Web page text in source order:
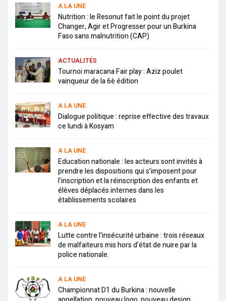
A LA UNE
Nutrition : le Resonut fait le point du projet
Changer, Agir et Progresser pour un Burkina
Faso sans malnutrition (CAP)
ACTUALITÉS
Tournoi maracana Fair play : Aziz poulet
vainqueur de la 6è édition
A LA UNE
Dialogue politique : reprise effective des travaux
ce lundi à Kosyam
A LA UNE
Education nationale : les acteurs sont invités à
prendre les dispositions qui s’imposent pour
l’inscription et la réinscription des enfants et
élèves déplacés internes dans les
établissements scolaires
A LA UNE
Lutte contre l’insécurité urbaine : trois réseaux
de malfaiteurs mis hors d’état de nuire par la
police nationale.
A LA UNE
Championnat D1 du Burkina : nouvelle